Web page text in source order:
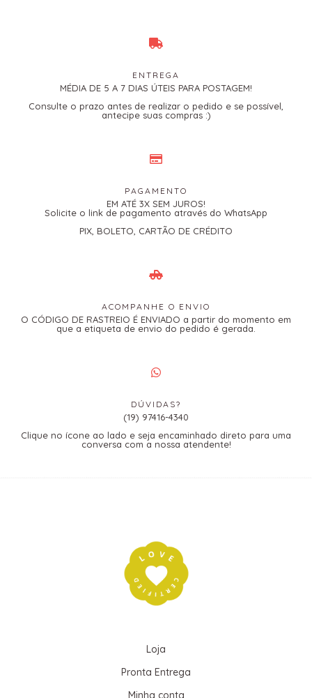
ENTREGA
MÉDIA DE 5 A 7 DIAS ÚTEIS PARA POSTAGEM!
Consulte o prazo antes de realizar o pedido e se possível,
antecipe suas compras :)
PAGAMENTO
EM ATÉ 3X SEM JUROS!
Solicite o link de pagamento através do WhatsApp
PIX, BOLETO, CARTÃO DE CRÉDITO
ACOMPANHE O ENVIO
O CÓDIGO DE RASTREIO É ENVIADO a partir do momento em
que a etiqueta de envio do pedido é gerada.
DÚVIDAS?
(19) 97416-4340
Clique no ícone ao lado e seja encaminhado direto para uma
conversa com a nossa atendente!
Loja
Pronta Entrega
Minha conta